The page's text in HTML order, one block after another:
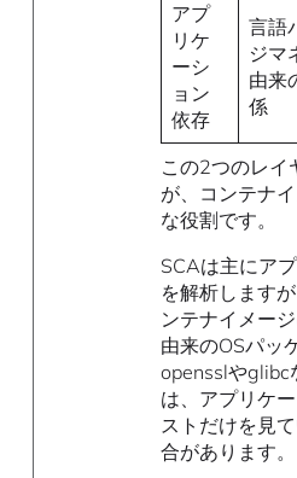
アプ
リケ
ーシ
ョン
依存
言語
ジマ
由来
係
この2つのレイ
が、コンテナ
な役割です。
SCAは主にア
を解析します
ンテナイメー
由来のOSパッ
opensslやglibc
は、アプリケ
ストだけを見
合があります。